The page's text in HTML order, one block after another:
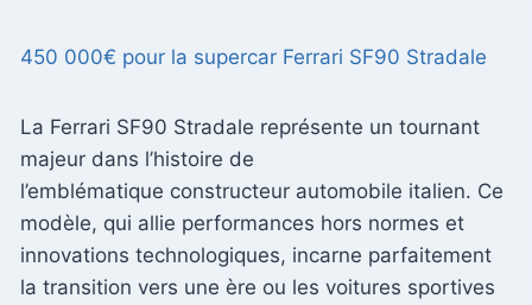
450 000€ pour la supercar Ferrari SF90 Stradale
La Ferrari SF90 Stradale représente un tournant
majeur dans l’histoire de
l’emblématique constructeur automobile italien. Ce
modèle, qui allie performances hors normes et
innovations technologiques, incarne parfaitement
la transition vers une ère ou les voitures sportives